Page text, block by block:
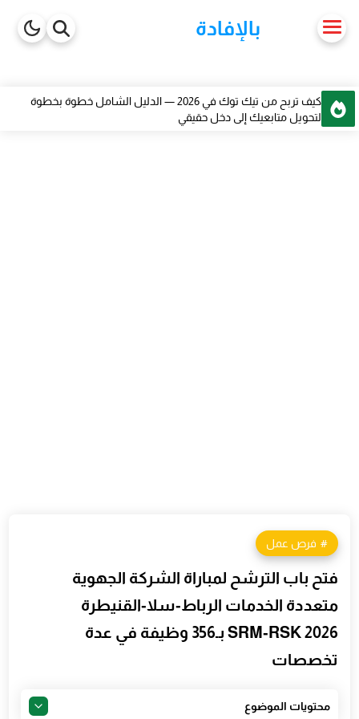
بالإفادة
كيف تربح من تيك توك في 2026 — الدليل الشامل خطوة بخطوة
لتحويل متابعيك إلى دخل حقيقي
فرص عمل
فتح باب الترشح لمباراة الشركة الجهوية
متعددة الخدمات الرباط‑سلا‑القنيطرة
SRM‑RSK 2026 بـ356 وظيفة في عدة
تخصصات
محتويات الموضوع